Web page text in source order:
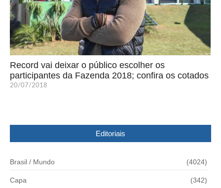
Record vai deixar o público escolher os
participantes da Fazenda 2018; confira os cotados
20/07/2018
Editoriais
Brasil / Mundo (4024)
Capa (342)